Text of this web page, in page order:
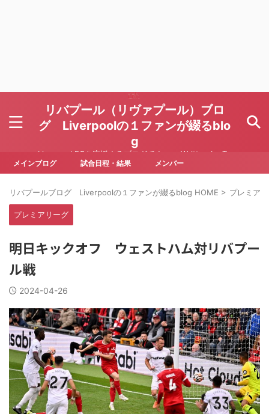
リバプール（リヴァプール）ブロ
グ Liverpoolの１ファンが綴るblo
g
Liverpool FCを応援するブログです Written by To
ru Yoda
メインブログ 試合日程・結果 メンバー
リバプールブログ Liverpoolの１ファンが綴るblog HOME > プレミア
プレミアリーグ
明日キックオフ ウェストハム対リバプー
ル戦
2024-04-26